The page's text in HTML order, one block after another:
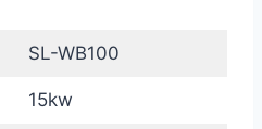
SL-WB100
15kw